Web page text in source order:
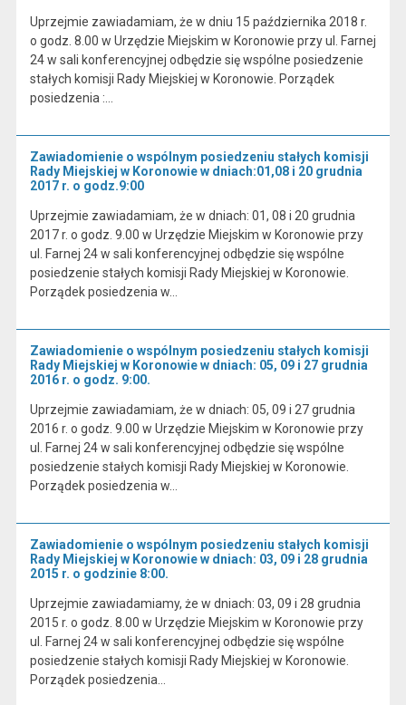
Uprzejmie zawiadamiam, że w dniu 15 października 2018 r.
o godz. 8.00 w Urzędzie Miejskim w Koronowie przy ul. Farnej
24 w sali konferencyjnej odbędzie się wspólne posiedzenie
stałych komisji Rady Miejskiej w Koronowie. Porządek
posiedzenia :…
Zawiadomienie o wspólnym posiedzeniu stałych komisji
Rady Miejskiej w Koronowie w dniach:01,08 i 20 grudnia
2017 r. o godz.9:00
Uprzejmie zawiadamiam, że w dniach: 01, 08 i 20 grudnia
2017 r. o godz. 9.00 w Urzędzie Miejskim w Koronowie przy
ul. Farnej 24 w sali konferencyjnej odbędzie się wspólne
posiedzenie stałych komisji Rady Miejskiej w Koronowie.
Porządek posiedzenia w…
Zawiadomienie o wspólnym posiedzeniu stałych komisji
Rady Miejskiej w Koronowie w dniach: 05, 09 i 27 grudnia
2016 r. o godz. 9:00.
Uprzejmie zawiadamiam, że w dniach: 05, 09 i 27 grudnia
2016 r. o godz. 9.00 w Urzędzie Miejskim w Koronowie przy
ul. Farnej 24 w sali konferencyjnej odbędzie się wspólne
posiedzenie stałych komisji Rady Miejskiej w Koronowie.
Porządek posiedzenia w…
Zawiadomienie o wspólnym posiedzeniu stałych komisji
Rady Miejskiej w Koronowie w dniach: 03, 09 i 28 grudnia
2015 r. o godzinie 8:00.
Uprzejmie zawiadamiamy, że w dniach: 03, 09 i 28 grudnia
2015 r. o godz. 8.00 w Urzędzie Miejskim w Koronowie przy
ul. Farnej 24 w sali konferencyjnej odbędzie się wspólne
posiedzenie stałych komisji Rady Miejskiej w Koronowie.
Porządek posiedzenia…